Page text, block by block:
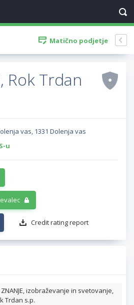
Matično podjetje
Rok Trdan
vas, 1331 Dolenja vas
u
Credit rating report
ZNANJE, izobraževanje in svetovanje,
Trdan s.p.